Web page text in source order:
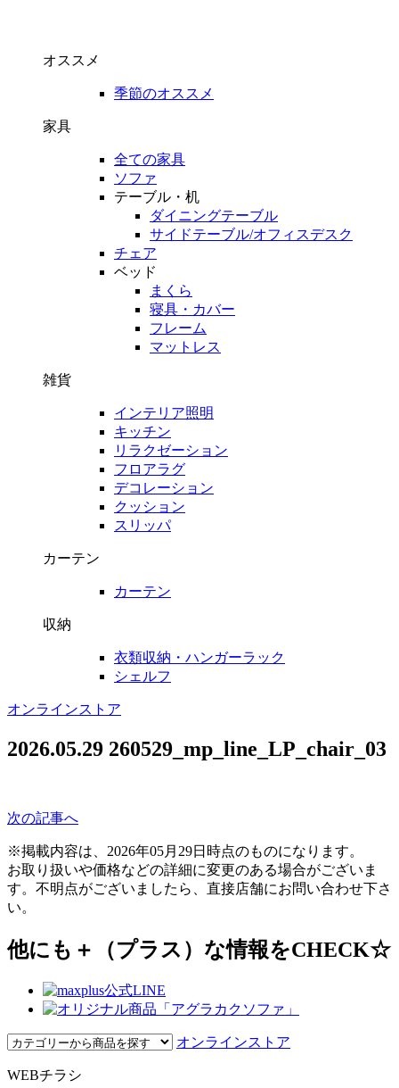
オススメ
季節のオススメ
家具
全ての家具
ソファ
テーブル・机
ダイニングテーブル
サイドテーブル/オフィスデスク
チェア
ベッド
まくら
寝具・カバー
フレーム
マットレス
雑貨
インテリア照明
キッチン
リラクゼーション
フロアラグ
デコレーション
クッション
スリッパ
カーテン
カーテン
収納
衣類収納・ハンガーラック
シェルフ
オンラインストア
2026.05.29 260529_mp_line_LP_chair_03
次の記事へ
※掲載内容は、2026年05月29日時点のものになります。
お取り扱いや価格などの詳細に変更のある場合がございま
す。不明点がございましたら、直接店舗にお問い合わせ下さ
い。
他にも＋（プラス）な情報をCHECK☆
オンラインストア
WEBチラシ